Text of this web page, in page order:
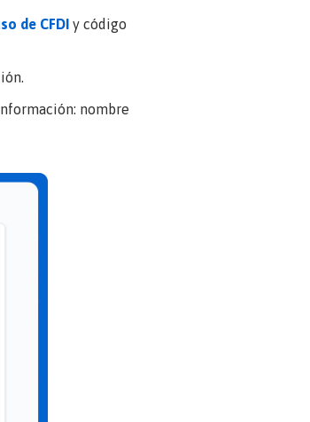
de CFDI y código
nombre